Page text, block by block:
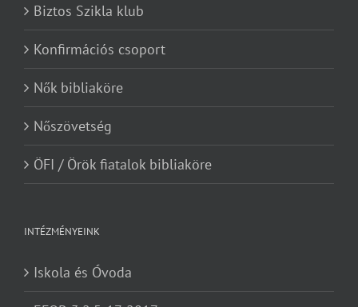
Biztos Szikla klub
Konfirmációs csoport
Nők bibliaköre
Nőszövetség
ÖFI / Örök fiatalok bibliaköre
INTÉZMÉNYEINK
Iskola és Óvoda